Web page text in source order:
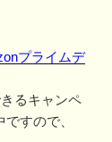
プライムデ
るキャンペ
すので、